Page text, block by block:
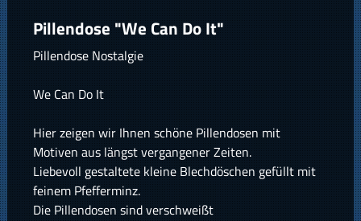
Pillendose "We Can Do It"
Pillendose Nostalgie
We Can Do It
Hier zeigen wir Ihnen schöne Pillendosen mit
Motiven aus längst vergangener Zeiten.
Liebevoll gestaltete kleine Blechdöschen gefüllt mit
feinem Pfefferminz.
Die Pillendosen sind verschweißt